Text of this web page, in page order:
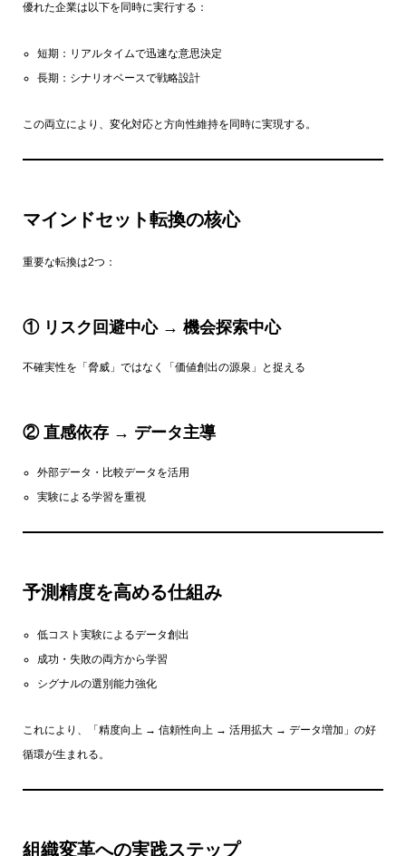
優れた企業は以下を同時に実行する：
短期：リアルタイムで迅速な意思決定
長期：シナリオベースで戦略設計
この両立により、変化対応と方向性維持を同時に実現する。
マインドセット転換の核心
重要な転換は2つ：
① リスク回避中心 → 機会探索中心
不確実性を「脅威」ではなく「価値創出の源泉」と捉える
② 直感依存 → データ主導
外部データ・比較データを活用
実験による学習を重視
予測精度を高める仕組み
低コスト実験によるデータ創出
成功・失敗の両方から学習
シグナルの選別能力強化
これにより、「精度向上 → 信頼性向上 → 活用拡大 → データ増加」の好
循環が生まれる。
組織変革への実践ステップ